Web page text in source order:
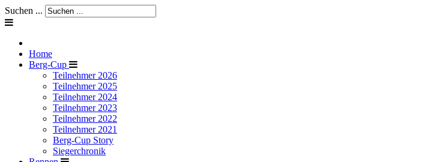
Suchen ...
Home
Berg-Cup
Teilnehmer 2026
Teilnehmer 2025
Teilnehmer 2024
Teilnehmer 2023
Teilnehmer 2022
Teilnehmer 2021
Berg-Cup Story
Siegerchronik